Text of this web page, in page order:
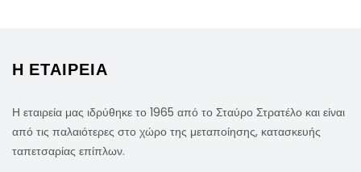
Η ΕΤΑΙΡΕΙΑ
Η εταιρεία μας ιδρύθηκε το 1965 από το Σταύρο Στρατέλο και είναι
από τις παλαιότερες στο χώρο της μεταποίησης, κατασκευής
ταπετσαρίας επίπλων.